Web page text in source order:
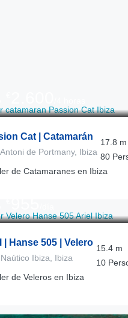
Cat | Catamarán
de Portmany, Ibiza
17.8 m
80
de Catamaranes en Ibiza
| Hanse 505 | Velero
Ibiza, Ibiza
15.4 m
10
de Veleros en Ibiza